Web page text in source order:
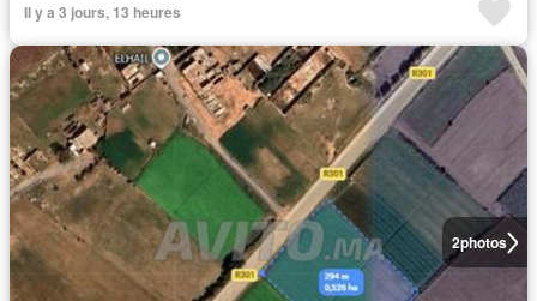
Il y a 3 jours, 13 heures
2photos